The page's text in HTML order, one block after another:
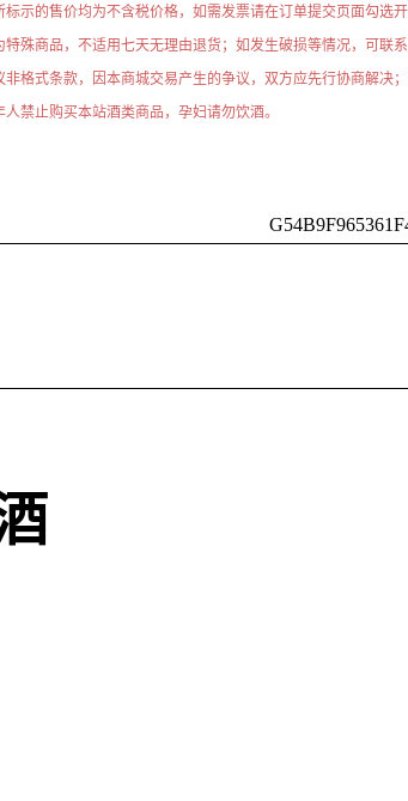
示的售价均为不含税价格，如需发票请在订单提交页面勾选开
殊商品，不适用七天无理由退货；如发生破损等情况，可联系
格式条款，因本商城交易产生的争议，双方应先行协商解决
禁止购买本站酒类商品，孕妇请勿饮酒。